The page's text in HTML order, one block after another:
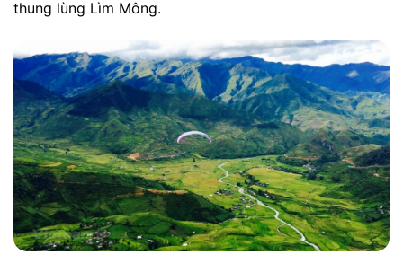
Đồi chè Suối Giàng
Chiều tối, đoàn ghé qua những đồng lúa chín tại